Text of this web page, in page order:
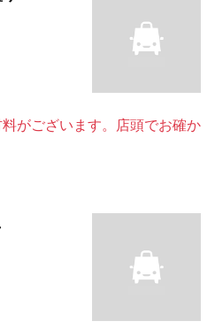
がございます。店頭でお確か